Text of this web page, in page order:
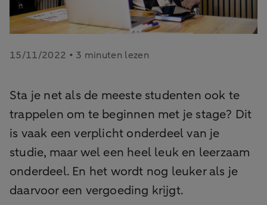
15/11/2022 • 3 minuten lezen
Sta je net als de meeste studenten ook te
trappelen om te beginnen met je stage? Dit
is vaak een verplicht onderdeel van je
studie, maar wel een heel leuk en leerzaam
onderdeel. En het wordt nog leuker als je
daarvoor een vergoeding krijgt.